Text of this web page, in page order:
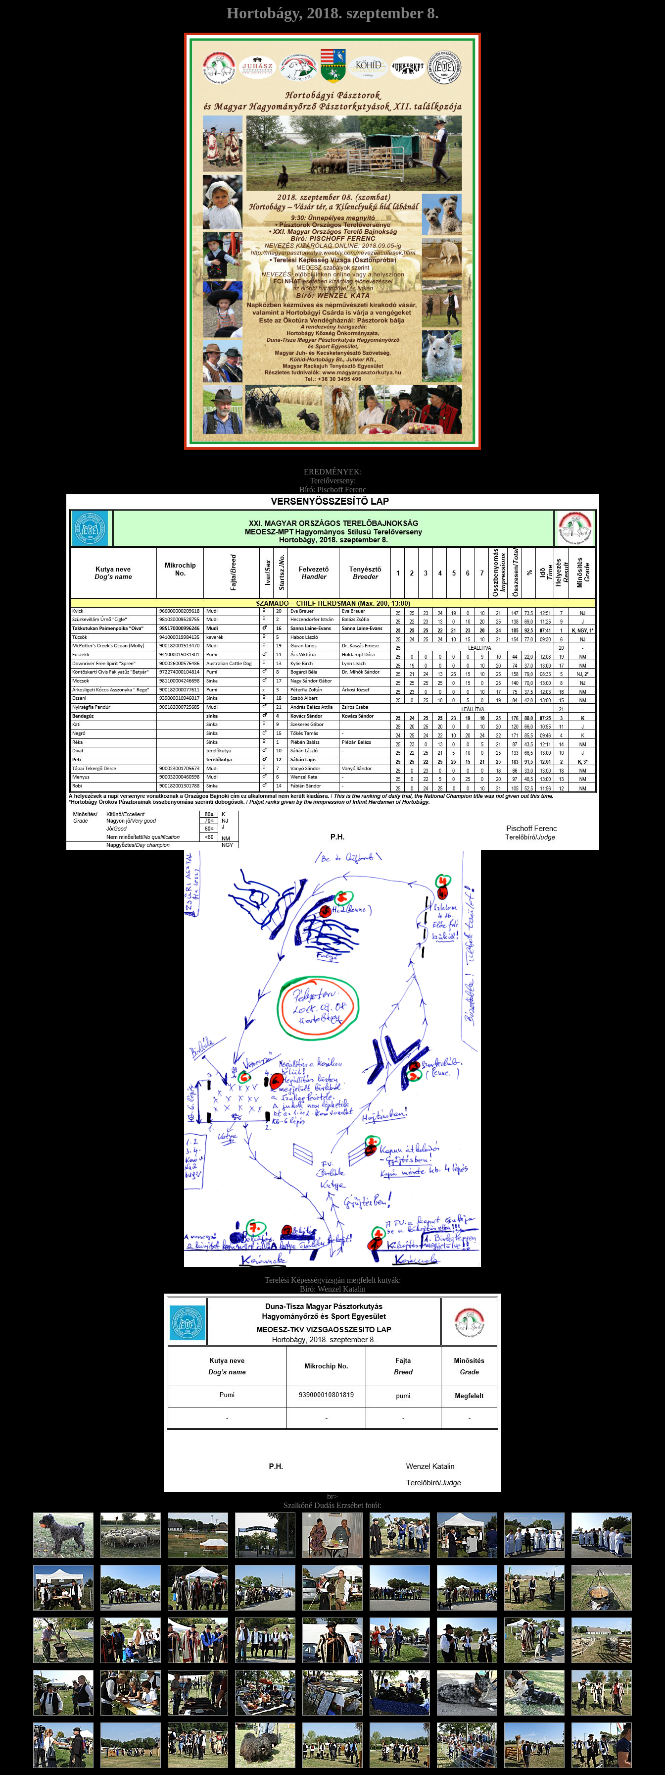
Hortobágy, 2018. szeptember 8.
EREDMÉNYEK:
Terelőverseny:
Bíró: Pischoff Ferenc
Terelési Képességvizsgán megfelelt kutyák:
Bíró: Wenzel Katalin
br>
Szalkóné Dudás Erzsébet fotói: